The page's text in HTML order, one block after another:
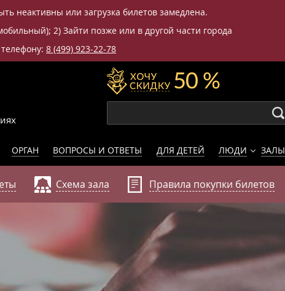
неактивны или загрузка билетов замедлена.
2) Зайти позже или в другой части города
8 (499) 923-22-78
ОРГАН ВОПРОСЫ И ОТВЕТЫ ДЛЯ ДЕТЕЙ ЛЮДИ ЗАЛЫ
Схема зала Правила покупки билетов